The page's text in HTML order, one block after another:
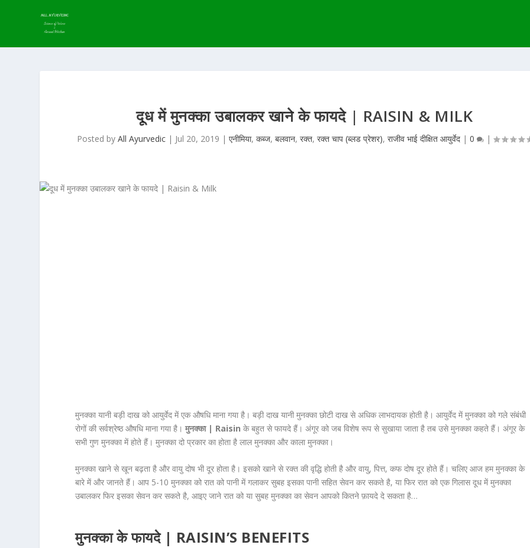
दूध में मुनक्का उबालकर खाने के फायदे | RAISIN & MILK
Posted by All Ayurvedic| Jul 20, 2019 | एनीमिया, कब्ज, बलवान, रक्त, रक्त चाप (ब्लड प्रेशर), राजीव भाई दीक्षित आयुर्वेद| 0 |
मुनक्का यानी बड़ी दाख को आयुर्वेद में एक औषधि माना गया है। बड़ी दाख यानी मुनक्का छोटी दाख से अधिक लाभदायक होती है। आयुर्वेद में मुनक्का को गले संबंधी
रोगों की सर्वश्रेष्ठ औषधि माना गया है।मुनक्का | Raisin के बहुत से फायदे हैं। अंगूर को जब विशेष रूप से सुखाया जाता है तब उसे मुनक्का कहते हैं। अंगूर के
सभी गुण मुनक्का में होते हैं। मुनक्का दो प्रकार का होता है लाल मुनक्का और काला मुनक्का।
मुनक्का खाने से खून बढ़ता है और वायु दोष भी दूर होता है। इसको खाने से रक्त की वृद्धि होती है और वायु, पित्त, कफ दोष दूर होते हैं। चलिए आज हम मुनक्का के
बारे में और जानते हैं। आप 5-10 मुनक्का को रात को पानी में गलाकर सुबह इसका पानी सहित सेवन कर सकते है, या फिर रात को एक गिलास दूध में मुनक्का
उबालकर फिर इसका सेवन कर सकते है, आइए जाने रात को या सुबह मुनक्का का सेवन आपको कितने फ़ायदे दे सकता है…
मुनक्का के फायदे | RAISIN’S BENEFITS